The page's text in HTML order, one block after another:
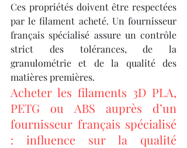
Ces propriétés doivent être respectées
par le filament acheté. Un fournisseur
français spécialisé assure un contrôle
strict des tolérances, de la
granulométrie et de la qualité des
matières premières.
Acheter les filaments 3D PLA,
PETG ou ABS auprès d’un
fournisseur français spécialisé
: influence sur la qualité